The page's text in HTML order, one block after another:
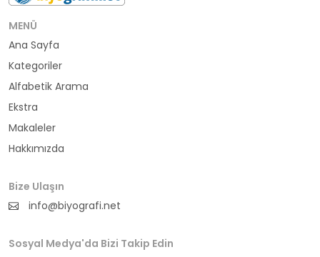
MENÜ
Ana Sayfa
Kategoriler
Alfabetik Arama
Ekstra
Makaleler
Hakkımızda
Bize Ulaşın
info@biyografi.net
Sosyal Medya'da Bizi Takip Edin